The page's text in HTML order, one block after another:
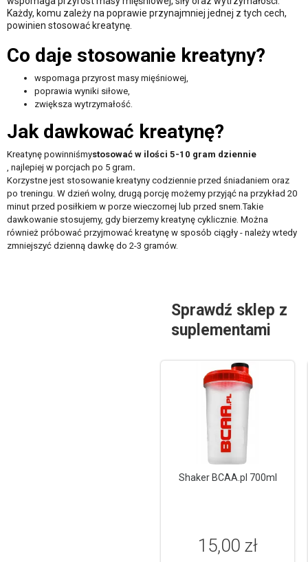
Każdy, komu zależy na poprawie przynajmniej jednej z tych cech,
powinien stosować kreatynę.
Co daje stosowanie kreatyny?
wspomaga przyrost masy mięśniowej,
poprawia wyniki siłowe,
zwiększa wytrzymałość.
Jak dawkować kreatynę?
Kreatynę powinniśmystosować w ilości 5-10 gram dziennie
, najlepiej w porcjach po 5 gram.
Korzystne jest stosowanie kreatyny codziennie przed śniadaniem oraz
po treningu. W dzień wolny, drugą porcję możemy przyjąć na przykład 20
minut przed posiłkiem w porze wieczornej lub przed snem.Takie
dawkowanie stosujemy, gdy bierzemy kreatynę cyklicznie. Można
również próbować przyjmować kreatynę w sposób ciągły - należy wtedy
zmniejszyć dzienną dawkę do 2-3 gramów.
Sprawdź sklep z
suplementami
Shaker BCAA.pl 700ml
15,00 zł